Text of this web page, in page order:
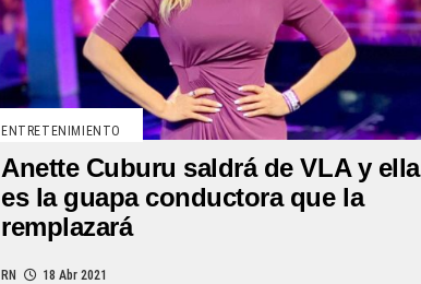
ENTRETENIMIENTO
Anette Cuburu saldrá de VLA y ella
es la guapa conductora que la
remplazará
RN 18 Abr 2021